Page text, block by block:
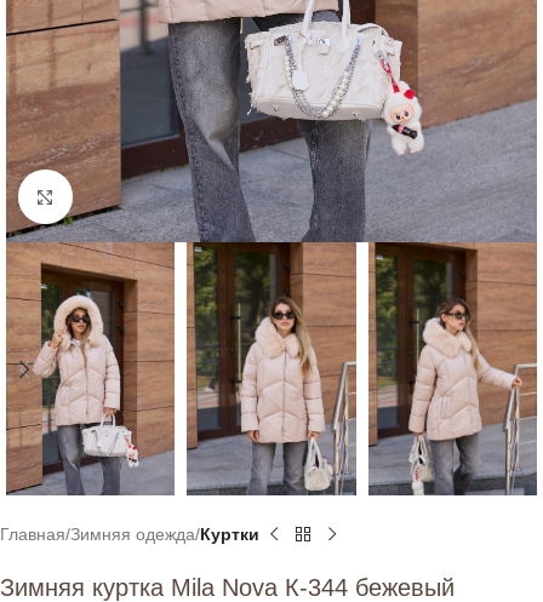
Click to enlarge
Главная Зимняя одежда Куртки
Зимняя куртка Mila Nova К-344 бежевый